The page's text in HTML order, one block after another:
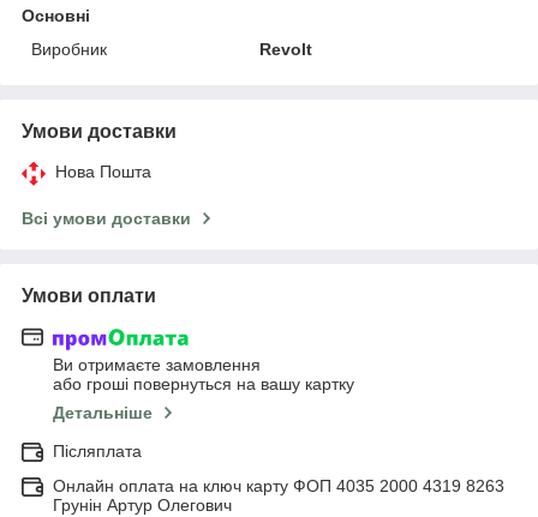
Основні
Виробник
Revolt
Умови доставки
Нова Пошта
Всі умови доставки
Умови оплати
Ви отримаєте замовлення
або гроші повернуться на вашу картку
Детальніше
Післяплата
Онлайн оплата на ключ карту ФОП 4035 2000 4319 8263
Грунін Артур Олегович